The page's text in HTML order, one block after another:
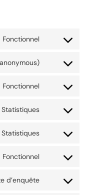
Fonctionnel
Fonctionnel
Statistiques
Statistiques
Fonctionnel
d’enquête